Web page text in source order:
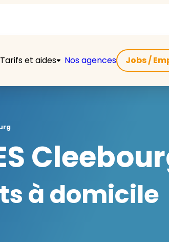
Tarifs et aides Nos agences Jobs /
à domicile